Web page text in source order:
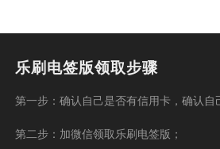
乐刷电签版领取步骤
第一步：确认自己是否有信用卡，确认自
第二步：加微信领取乐刷电签版；